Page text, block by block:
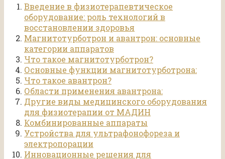
Введение в физиотерапевтическое
оборудование: роль технологий в
восстановлении здоровья
Магнитотурботрон и авантрон: основные
категории аппаратов
Что такое магнитотурботрон?
Основные функции магнитотурботрона:
Что такое авантрон?
Области применения авантрона:
Другие виды медицинского оборудования
для физиотерапии от МАДИН
Комбинированные аппараты
Устройства для ультрафонофореза и
электропорации
Инновационные решения для